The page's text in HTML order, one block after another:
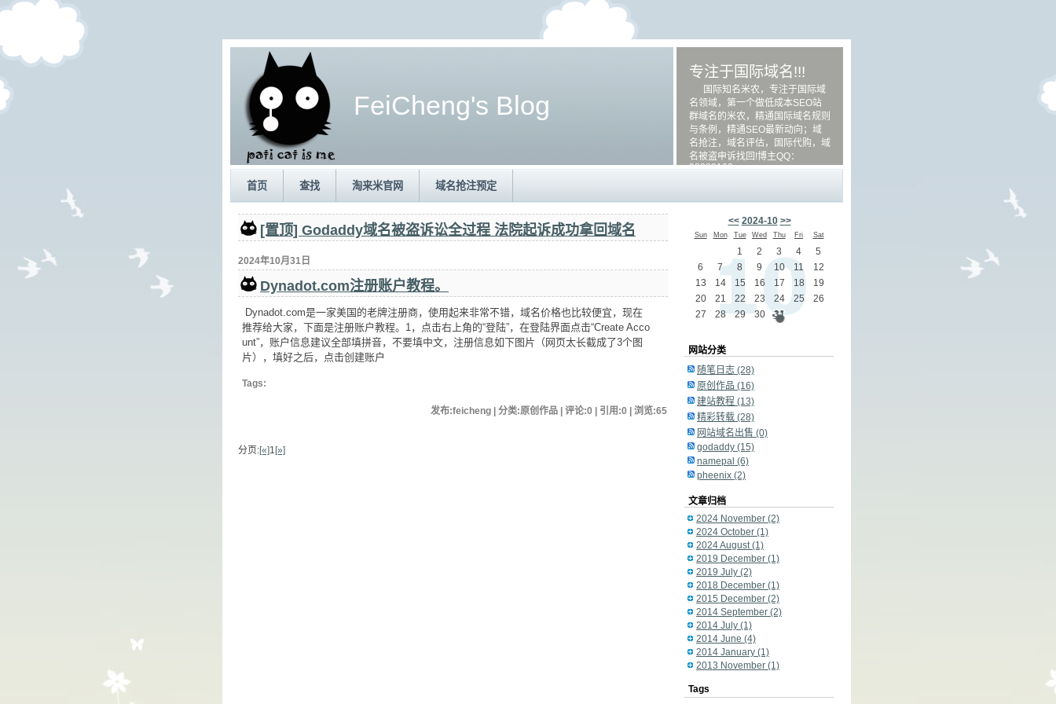
FeiCheng's Blog
专注于国际域名!!!
国际知名米农，专注于国际域
名领域，第一个做低成本SEO站
群域名的米农，精通国际域名规则
与条例，精通SEO最新动向；域
名抢注，域名评估，国际代购，域
名被盗申诉找回!博主QQ：
99983163
首页 查找 淘来米官网 域名抢注预定
[置顶] Godaddy域名被盗诉讼全过程 法院起诉成功拿回域名
2024年10月31日
Dynadot.com注册账户教程。
Dynadot.com是一家美国的老牌注册商，使用起来非常不错，域名价格也比较便宜，现在
推荐给大家，下面是注册账户教程。1，点击右上角的“登陆”，在登陆界面点击“Create Acco
unt”，账户信息建议全部填拼音，不要填中文，注册信息如下图片（网页太长截成了3个图
片），填好之后，点击创建账户
Tags:
发布:feicheng | 分类:原创作品 | 评论:0 | 引用:0 | 浏览:65
分页:[«]1 [»]
<< 2024-10 >>
Sun Mon Tue Wed Thu Fri Sat
1 2 3 4
5
6
7 8 9 10 11
12
13
14 15 16 17 18
19
20
21 22 23 24 25
26
27
28 29 30 31
网站分类
随笔日志 (28)
原创作品 (16)
建站教程 (13)
精彩转载 (28)
网站域名出售 (0)
godaddy (15)
namepal (6)
pheenix (2)
文章归档
2024 November (2)
2024 October (1)
2024 August(1)
2019 December (1)
2019 July (2)
2018 December (1)
2015 December (2)
2014 September (2)
2014 July (1)
2014 June (4)
2014 January (1)
2013 November (1)
Tags